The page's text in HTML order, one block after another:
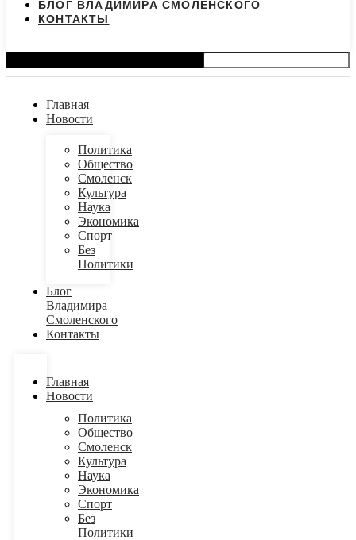
БЛОГ ВЛАДИМИРА СМОЛЕНСКОГО
КОНТАКТЫ
Главная
Новости
Политика
Общество
Смоленск
Культура
Наука
Экономика
Спорт
Без
Политики
Блог
Владимира
Смоленского
Контакты
Главная
Новости
Политика
Общество
Смоленск
Культура
Наука
Экономика
Спорт
Без
Политики